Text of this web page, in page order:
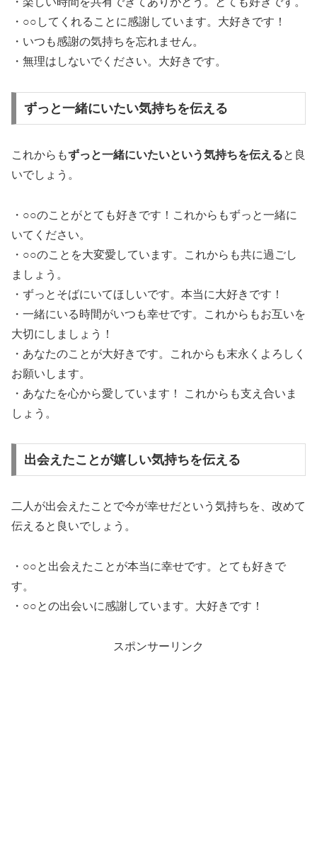
・○○してくれることに感謝しています。大好きです！
・いつも感謝の気持ちを忘れません。
・無理はしないでください。大好きです。
ずっと一緒にいたい気持ちを伝える
これからもずっと一緒にいたいという気持ちを伝えると良
いでしょう。
・○○のことがとても好きです！これからもずっと一緒に
いてください。
・○○のことを大変愛しています。これからも共に過ごし
ましょう。
・ずっとそばにいてほしいです。本当に大好きです！
・一緒にいる時間がいつも幸せです。これからもお互いを
大切にしましょう！
・あなたのことが大好きです。これからも末永くよろしく
お願いします。
・あなたを心から愛しています！ これからも支え合いま
しょう。
出会えたことが嬉しい気持ちを伝える
二人が出会えたことで今が幸せだという気持ちを、改めて
伝えると良いでしょう。
・○○と出会えたことが本当に幸せです。とても好きで
す。
・○○との出会いに感謝しています。大好きです！
スポンサーリンク